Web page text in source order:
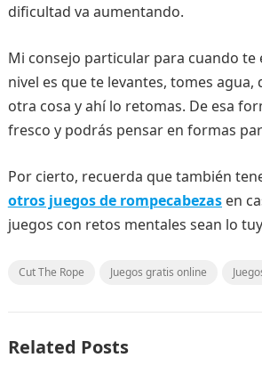
dificultad va aumentando.
Mi consejo particular para cuando te
nivel es que te levantes, tomes agua,
otra cosa y ahí lo retomas. De esa
fresco y podrás pensar en formas
Por cierto, recuerda que también
otros juegos de rompecabezasen
juegos con retos mentales sean lo
Cut The Rope Juegos gratis online
Related Posts